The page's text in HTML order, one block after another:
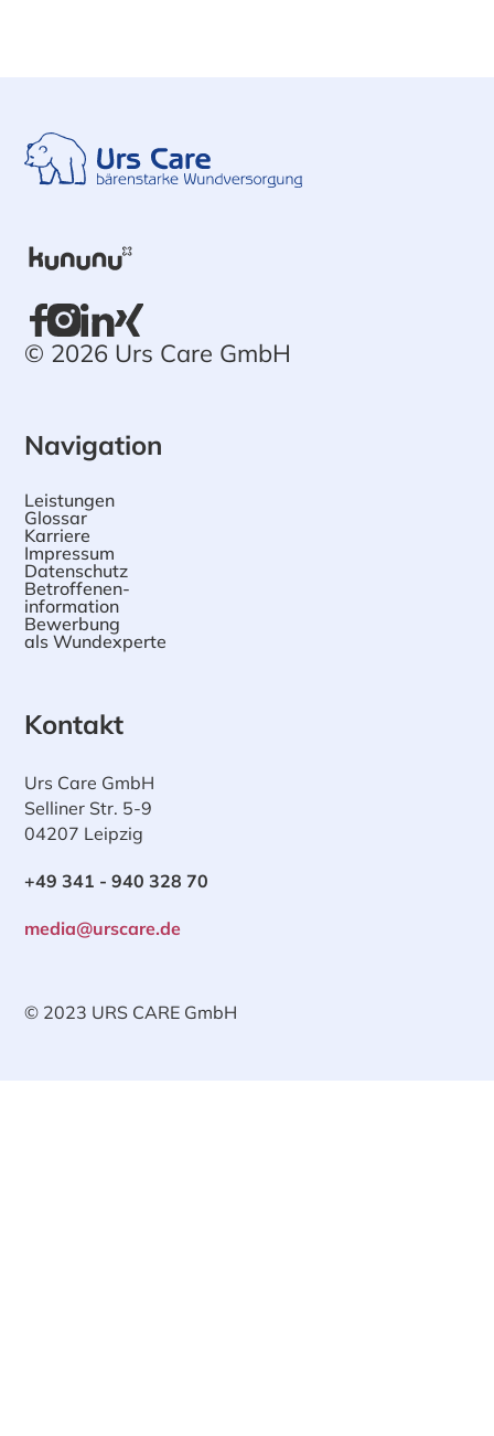
© 2026 Urs Care GmbH
Navigation
Leistungen
Glossar
Karriere
Impressum
Datenschutz
Betroffenen-
information
Bewerbung
als Wundexperte
Kontakt
Urs Care GmbH
Selliner Str. 5-9
04207 Leipzig
+49 341 - 940 328 70
media@urscare.de
© 2023 URS CARE GmbH